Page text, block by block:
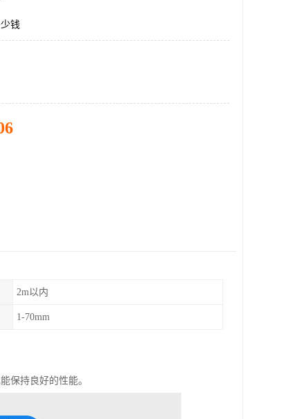
钱
2m以内
1-70mm
保持良好的性能。